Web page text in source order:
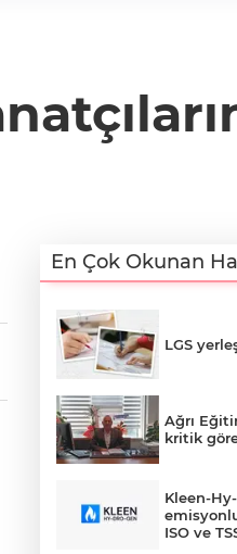
En Çok Okunan
LGS
Ağrı
kritik
Kleen-
ISO ve